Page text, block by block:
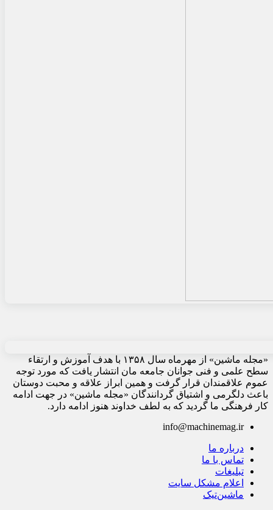
«مجله ماشین» از مهرماه سال ۱۳۵۸ با هدف آموزش و ارتقاء
سطح علمی و فنی جوانان جامعه مان انتشار یافت که مورد توجه
عموم علاقمندان قرار گرفت و همین ابراز علاقه و محبت دوستان
باعث دلگرمی و اشتیاق گردانندگان «مجله ماشین» در جهت ادامه
کار فرهنگی ما گردید که به لطف خداوند هنوز ادامه دارد.
info@machinemag.ir
درباره ما
تماس با ما
تبلیغات
اعلام مشکل سایت
ماشین‌تیک